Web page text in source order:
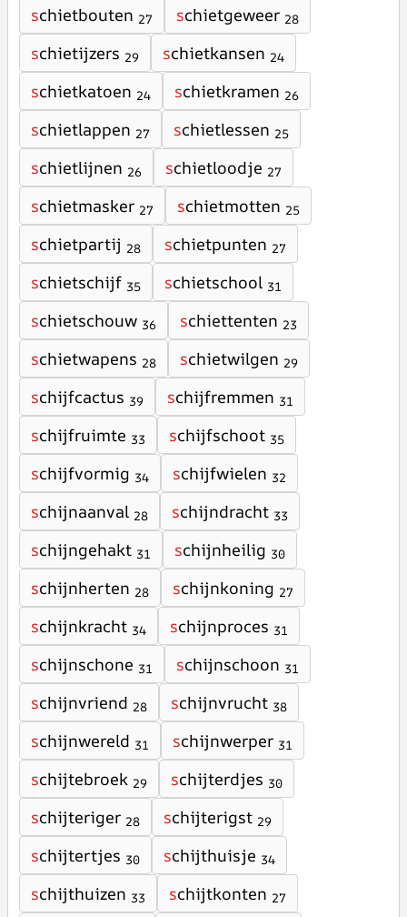
schietbouten 27 schietgeweer 28
schietijzers 29 schietkansen 24
schietkatoen 24 schietkramen 26
schietlappen 27 schietlessen 25
schietlijnen 26 schietloodje 27
schietmasker 27 schietmotten 25
schietpartij 28 schietpunten 27
schietschijf 35 schietschool 31
schietschouw 36 schiettenten 23
schietwapens 28 schietwilgen 29
schijfcactus 39 schijfremmen 31
schijfruimte 33 schijfschoot 35
schijfvormig 34 schijfwielen 32
schijnaanval 28 schijndracht 33
schijngehakt 31 schijnheilig 30
schijnherten 28 schijnkoning 27
schijnkracht 34 schijnproces 31
schijnschone 31 schijnschoon 31
schijnvriend 28 schijnvrucht 38
schijnwereld 31 schijnwerper 31
schijtebroek 29 schijterdjes 30
schijteriger 28 schijterigst 29
schijtertjes 30 schijthuisje 34
schijthuizen 33 schijtkonten 27